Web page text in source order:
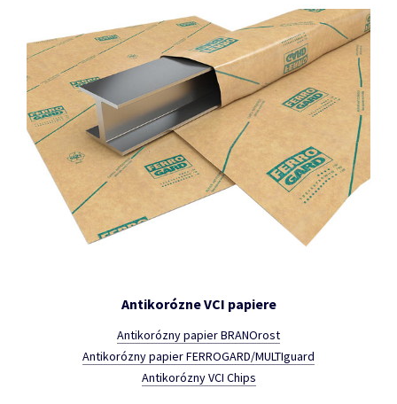
Antikorózne VCI papiere
Antikorózny papier BRANOrost
Antikorózny papier FERROGARD/MULTIguard
Antikorózny VCI Chips